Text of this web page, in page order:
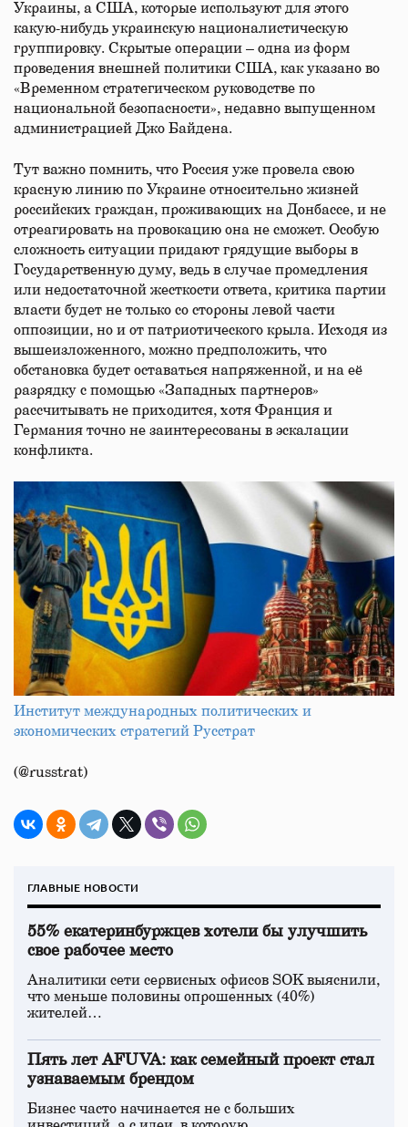
Украины, а США, которые используют для этого
какую-​нибудь украинскую националистическую
группировку. Скрытые операции – одна из форм
проведения внешней политики США, как указано во
«Временном стратегическом руководстве по
национальной безопасности», недавно выпущенном
администрацией Джо Байдена.
Тут важно помнить, что Россия уже провела свою
красную линию по Украине относительно жизней
российских граждан, проживающих на Донбассе, и не
отреагировать на провокацию она не сможет. Особую
сложность ситуации придают грядущие выборы в
Государственную думу, ведь в случае промедления
или недостаточной жесткости ответа, критика партии
власти будет не только со стороны левой части
оппозиции, но и от патриотического крыла. Исходя из
вышеизложенного, можно предположить, что
обстановка будет оставаться напряженной, и на её
разрядку с помощью «Западных партнеров»
рассчитывать не приходится, хотя Франция и
Германия точно не заинтересованы в эскалации
конфликта.
Институт международных политических и
экономических стратегий Русстрат
(@russtrat)
ГЛАВНЫЕ НОВОСТИ
55% екатеринбуржцев хотели бы улучшить
свое рабочее место
Аналитики сети сервисных офисов SOK выяснили,
что меньше половины опрошенных (40%)
жителей…
Пять лет AFUVA: как семейный проект стал
узнаваемым брендом
Бизнес часто начинается не с больших